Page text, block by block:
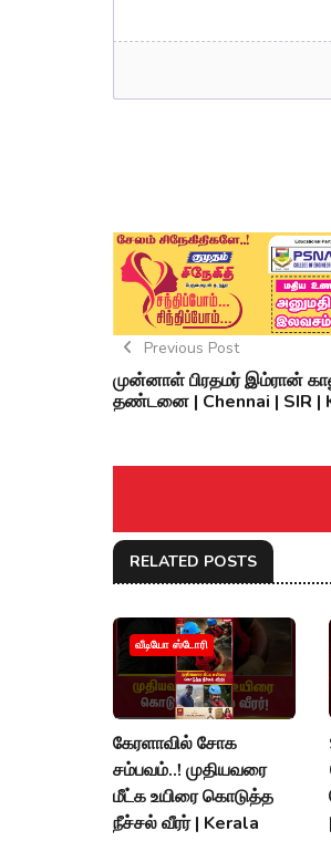
Previous Post
முன்னாள் பிரதமர் இம்ரான்
தண்டனை | Chennai | SIR |
RELATED POSTS
வீடியோ ஸ்டோரி
கேரளாவில் சோக
சம்பவம்..! முதியவரை
மீட்க உயிரை கொடுத்த
நீச்சல் வீரர் | Kerala